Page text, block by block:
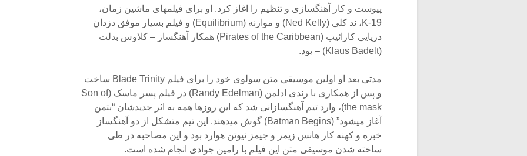
پیوست و کار آهنگسازی و تنظیم را اغاز کرد. او برای فیلمهای ماشین زمان،
K-19، ند کلی (Ned Kelly) و موازنه (Equilibrium) و فیلم بسیار موفق دزدان
دریایی کارائیب (Pirates of the Caribbean) همکار آهنگساز – کلاوس بدلت
(Klaus Badelt) – بود.
مدتی بعد او اولین موسیقی متن سولوی خود را برای فیلم Blade Trinity ساخت
و پس از همکاری با رندی ادلمن (Randy Edelman) در فیلم پسر ماسک (Son of
the mask)، وارد تیم آهنگسازانی شد که این روزها همه به اثر جدیدشان “بتمن
آغاز میشود” (Batman Begins) گوش میدهند. این تیم متشکل از دو آهنگساز
خبره و کهنه کار هانس زیمر و جیمز نیوتن هوارد بود و این مصاحبه در طی
ساخته شدن موسیقی متن این فیلم با رامین جوادی انجام شده است.